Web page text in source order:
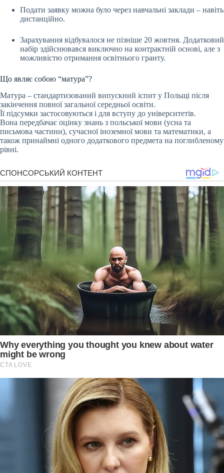
Подати заявку можна було через навчальні заклади – навіть
дистанційно.
Зарахування відбувалося не пізніше 20 жовтня. Додатковий
набір здійснювався виключно на контрактній основі, але з
можливістю отримання освітнього гранту.
Що являє собою “матура”?
Матура – стандартизований випускний іспит у Польщі після
закінчення повної загальної середньої освіти.
Її підсумки застосовуються і для вступу до університетів.
Вона передбачає оцінку знань з польської мови (усна та
письмова частини), сучасної іноземної мови та математики, а
також принаймні одного додаткового предмета на поглибленому
рівні.